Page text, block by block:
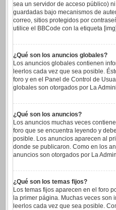
sea un servidor de acceso público)
guardadas bajo mecanismos de
correo, sitios protegidos por
utilice el BBCode con la etiqueta
¿Qué son los anuncios globales?
Los anuncios globales contienen
leerlos cada vez que sea posible.
foro y en el Panel de Control de
globales son otorgados por La
¿Qué son los anuncios?
Los anuncios muchas veces
foro que se encuentra leyendo y
posible. Los anuncios aparecen al
donde se publicaron. Como en los
anuncios son otorgados por La
¿Qué son los temas fijos?
Los temas fijos aparecen en el foro
la primer página. Muchas veces son
leerlos cada vez que sea posible.